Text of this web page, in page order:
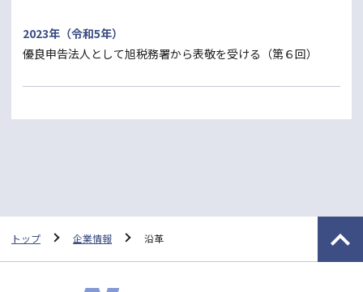
2023年（令和5年）
優良申告法人として旭税務署から表敬を受ける（第６回）
トップ 企業情報 沿革